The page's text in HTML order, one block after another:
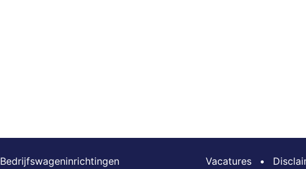
Bedrijfswageninrichtingen Vacatures •